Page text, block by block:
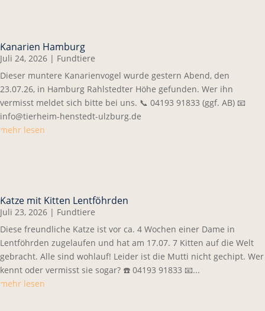
Kanarien Hamburg
Juli 24, 2026 | Fundtiere
Dieser muntere Kanarienvogel wurde gestern Abend, den
23.07.26, in Hamburg Rahlstedter Höhe gefunden. Wer ihn
vermisst meldet sich bitte bei uns. 📞 04193 91833 (ggf. AB) 📧
info@tierheim-henstedt-ulzburg.de
mehr lesen
Katze mit Kitten Lentföhrden
Juli 23, 2026 | Fundtiere
Diese freundliche Katze ist vor ca. 4 Wochen einer Dame in
Lentföhrden zugelaufen und hat am 17.07. 7 Kitten auf die Welt
gebracht. Alle sind wohlauf! Leider ist die Mutti nicht gechipt. Wer
kennt oder vermisst sie sogar? ☎️ 04193 91833 📧...
mehr lesen